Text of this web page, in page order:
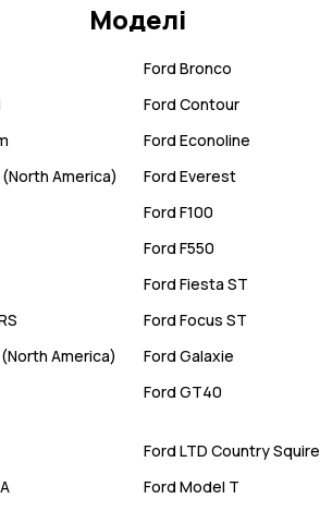
Моделі
Ford Bronco
Ford Contour
Ford Econoline
America) Ford Everest
Ford F100
Ford F550
Ford Fiesta ST
Ford Focus ST
America) Ford Galaxie
Ford GT40
Ford LTD Country Squire
Ford Model T